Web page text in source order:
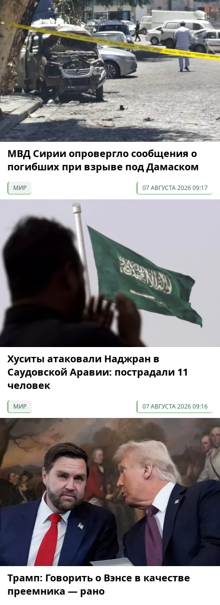
МВД Сирии опровергло сообщения о
погибших при взрыве под Дамаском
МИР 07 АВГУСТА 2026 09:17
Хуситы атаковали Наджран в
Саудовской Аравии: пострадали 11
человек
МИР 07 АВГУСТА 2026 09:16
Трамп: Говорить о Вэнсе в качестве
преемника — рано